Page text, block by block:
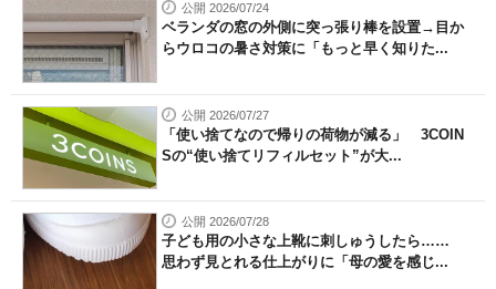
公開 2026/07/24
ベランダの窓の外側に突っ張り棒を設置→目か
らウロコの暑さ対策に「もっと早く知りた...
公開 2026/07/27
「使い捨てなので帰りの荷物が減る」 3COIN
Sの“使い捨てリフィルセット”が大...
公開 2026/07/28
子ども用の小さな上靴に刺しゅうしたら……
思わず見とれる仕上がりに「母の愛を感じ...